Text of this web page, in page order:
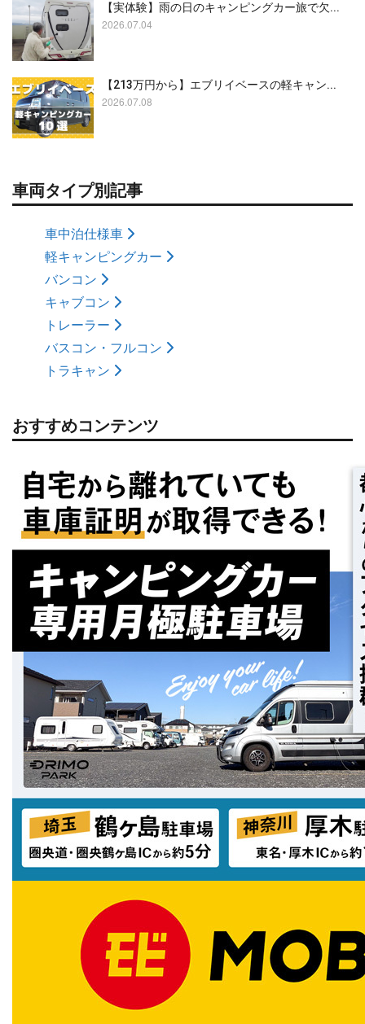
【実体験】雨の日のキャンピングカー旅で欠...
2026.07.04
【213万円から】エブリイベースの軽キャン...
2026.07.08
車両タイプ別記事
車中泊仕様車
軽キャンピングカー
バンコン
キャブコン
トレーラー
バスコン・フルコン
トラキャン
おすすめコンテンツ